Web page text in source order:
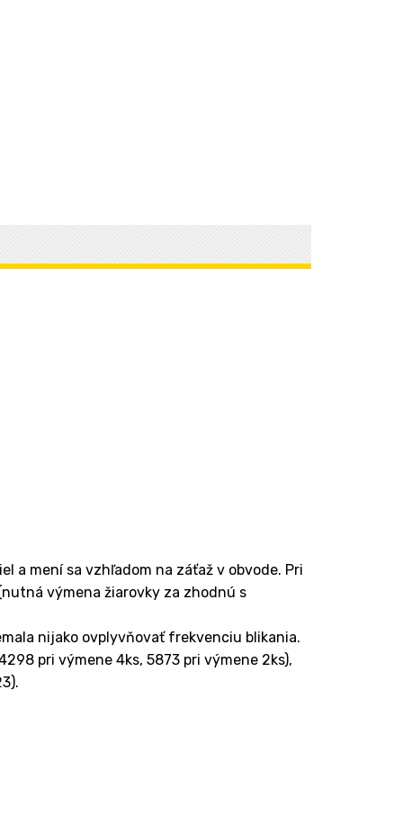
a mení sa vzhľadom na záťaž v obvode. Pri
výmena žiarovky za zhodnú s
nijako ovplyvňovať frekvenciu blikania.
pri výmene 4ks, 5873 pri výmene 2ks),